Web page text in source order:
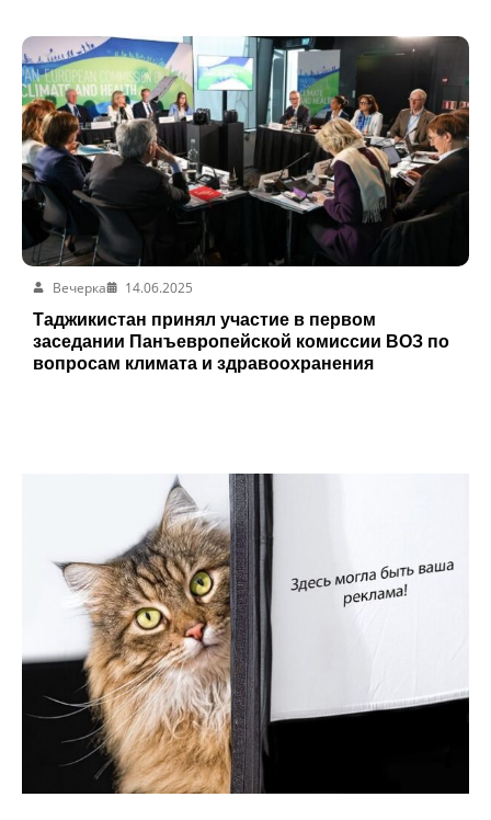
Вечерка
14.06.2025
Таджикистан принял участие в первом
заседании Панъевропейской комиссии ВОЗ по
вопросам климата и здравоохранения